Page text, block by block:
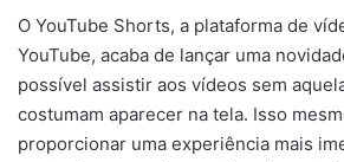
O YouTube Shorts, a plataforma de
YouTube, acaba de lançar uma
possível assistir aos vídeos sem
costumam aparecer na tela. Isso
proporcionar uma experiência mais